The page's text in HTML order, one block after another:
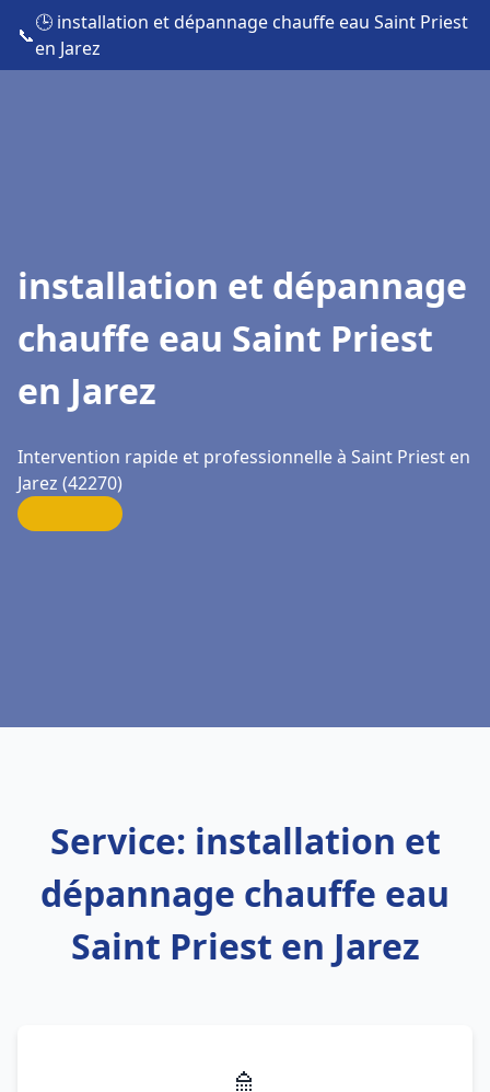
📞
🕒 installation et dépannage chauffe eau Saint Priest
en Jarez
installation et dépannage
chauffe eau Saint Priest
en Jarez
Intervention rapide et professionnelle à Saint Priest en
Jarez (42270)
Service: installation et
dépannage chauffe eau
Saint Priest en Jarez